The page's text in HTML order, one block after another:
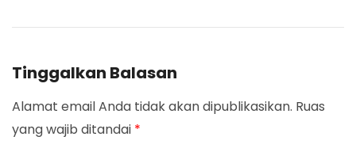
Tinggalkan Balasan
Alamat email Anda tidak akan dipublikasikan. Ruas
yang wajib ditandai *